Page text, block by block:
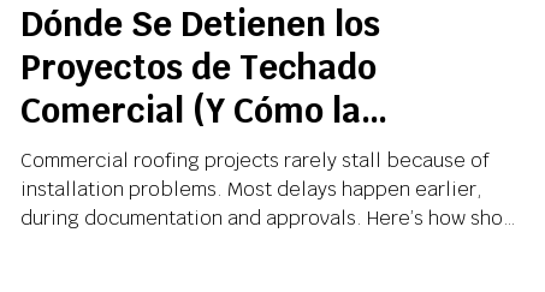
Dónde Se Detienen los
Proyectos de Techado
Comercial (Y Cómo la
Documentación lo Evita)
Commercial roofing projects rarely stall because of
installation problems. Most delays happen earlier,
during documentation and approvals. Here’s how shop